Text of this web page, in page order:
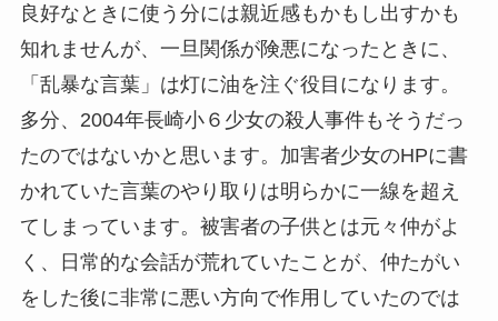
良好なときに使う分には親近感もかもし出すかも
知れませんが、一旦関係が険悪になったときに、
「乱暴な言葉」は灯に油を注ぐ役目になります。
多分、2004年長崎小６少女の殺人事件もそうだっ
たのではないかと思います。加害者少女のHPに書
かれていた言葉のやり取りは明らかに一線を超え
てしまっています。被害者の子供とは元々仲がよ
く、日常的な会話が荒れていたことが、仲たがい
をした後に非常に悪い方向で作用していたのでは